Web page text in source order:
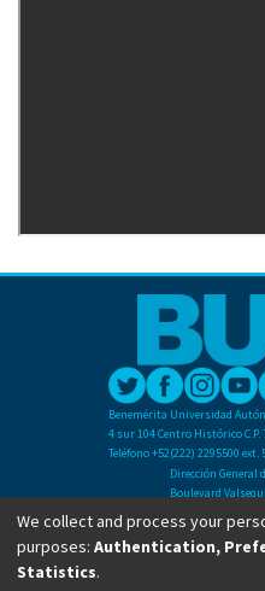
Benemérita Universidad
4 sur 104 Centro Histórico C.P.
Teléfono +52(222) 2295500 ext.
Dirección General
Boulevard
Ciudad
C.P. 72570
Teléfono +52 (222)
We collect and process your
purposes: Authentication,
Statistics.